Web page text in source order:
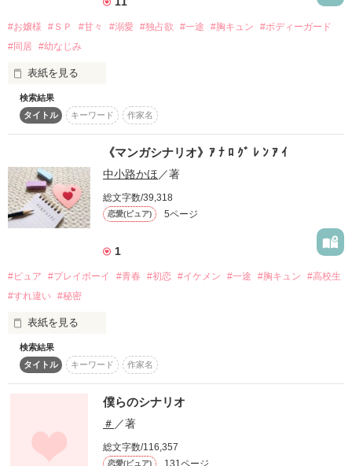
御厨真尋（みくりや・まひろ）
クールで物静かなイケメン
でも心はある意味健全男子高校生
×
九条樹（くじょう・いつき）
シルバーの髪にピアス
見た目に反して心はピュアなヤンキー
◇◆◇
「如月さん、知ってますか？　女性の二の腕はアレと同じ柔ら
かさらしいですよ」
＼ぼっちな乙女×煩悩過多イケメンの胸キュン／
☆*:.｡. ☆ .｡.:*☆
通常の小説とは書き方が異なりますので、ご注意ください。
「第二回noicomiマンガシナリオ大賞」にエントリーしていま
す。
高校２年生になった２人は
はずだけど――。
…わたしなんかよりも、
たっくんにはきっとふさわしい人がいるはず。
そう思い始めるようになったひいろは、
巧にある提案をする。
「１８歳になる前に、この婚約を破棄させてください」
巧のことが好き、だけど
甘え下手な控えめ凡人女子
小野 ひいろ
(Hiiro Ono)
「…わかった」
#お嬢様 #ＳＰ #甘々 #溺愛 #独占欲 #一途 #胸キュン
#ボディーガード
#同居 #幼なじみ
表紙を見る
わたしが通う、聖リリアナ高等学校では
『ＳＰ』と呼ばれる警護の訓練を受けた男子生徒を
ボディーガードとして
そばにおくことができる制度がある。
そして、
新たにわたしのＳＰとなったのは――。
「煌莉様は、必ずお守りします」
ある日突然わたしの前からいなくなった、
無自覚なお嬢様
検索結果
タイトル
キーワード 作家名
《マンガシナリオ》ｱ ﾅ ﾛ ｸﾞ ﾚ ﾝ ｱ ｲ
中小路かほ ／著
総文字数/39,318
恋愛(ピュア) 5ページ
1
#ピュア #プレイボーイ #青春 #初恋 #イケメン #一途 #胸キュン
#高校生
#すれ違い #秘密
表紙を見る
スマホを持っていない機械音痴な女の子と
スマホで口説く現代のプレイボーイの
ちょっと不思議な恋のお話。
スマホを持っていないアナログ女子
検索結果
タイトル
キーワード 作家名
僕らのシナリオ
＃ ／著
総文字数/116,357
恋愛(ピュア) 131ページ